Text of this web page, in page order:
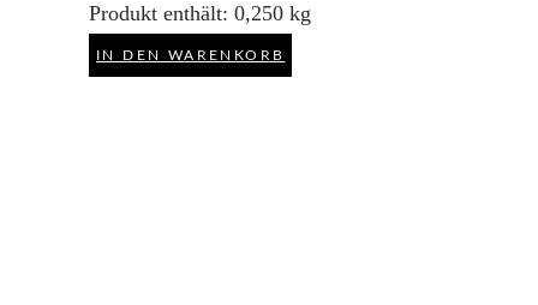
Produkt enthält: 0,250 kg
IN DEN WARENKORB